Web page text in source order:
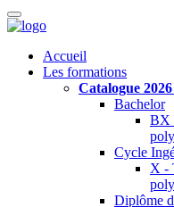
Accueil
Les formations
Catalogue
Bachelor
BX
Cycle
X -
Diplôme